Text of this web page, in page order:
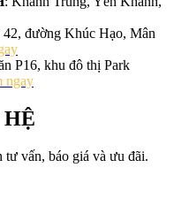
42, đường Khúc Hạo, Mân
P16, khu đô thị Park
ngay
vấn, báo giá và ưu đãi.